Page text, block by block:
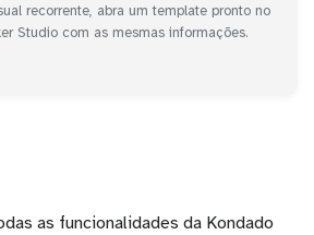
recorrente, abra um template pronto no
Studio com as mesmas informações.
as funcionalidades da Kondado